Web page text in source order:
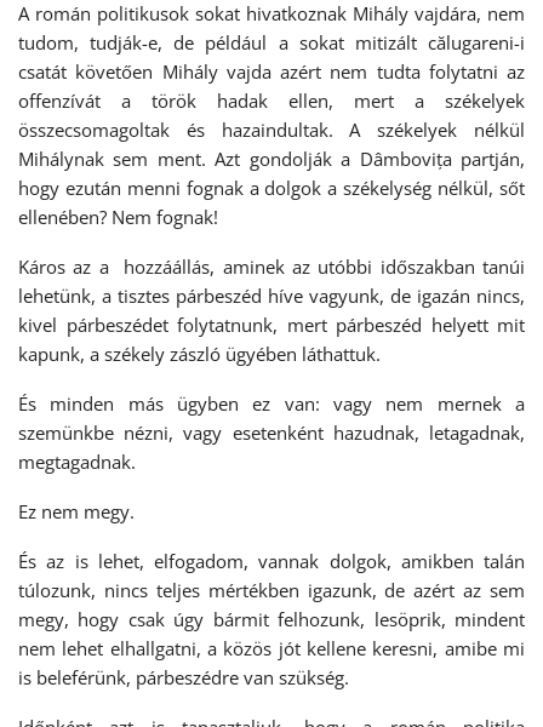
A román politikusok sokat hivatkoznak Mihály vajdára, nem
tudom, tudják-e, de például a sokat mitizált călugareni-i
csatát követően Mihály vajda azért nem tudta folytatni az
offenzívát a török hadak ellen, mert a székelyek
összecsomagoltak és hazaindultak. A székelyek nélkül
Mihálynak sem ment. Azt gondolják a Dâmbovița partján,
hogy ezután menni fognak a dolgok a székelység nélkül, sőt
ellenében? Nem fognak!
Káros az a hozzáállás, aminek az utóbbi időszakban tanúi
lehetünk, a tisztes párbeszéd híve vagyunk, de igazán nincs,
kivel párbeszédet folytatnunk, mert párbeszéd helyett mit
kapunk, a székely zászló ügyében láthattuk.
És minden más ügyben ez van: vagy nem mernek a
szemünkbe nézni, vagy esetenként hazudnak, letagadnak,
megtagadnak.
Ez nem megy.
És az is lehet, elfogadom, vannak dolgok, amikben talán
túlozunk, nincs teljes mértékben igazunk, de azért az sem
megy, hogy csak úgy bármit felhozunk, lesöprik, mindent
nem lehet elhallgatni, a közös jót kellene keresni, amibe mi
is beleférünk, párbeszédre van szükség.